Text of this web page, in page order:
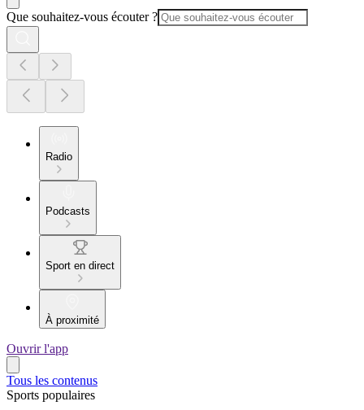
Que souhaitez-vous écouter ?
Radio
Podcasts
Sport en direct
À proximité
Ouvrir l'app
Tous les contenus
Sports populaires